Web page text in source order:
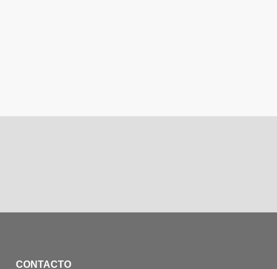
CONTACTO